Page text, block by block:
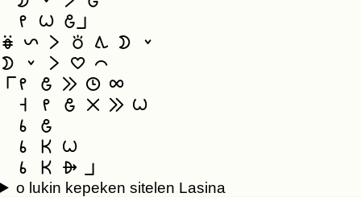
zz 󱤴 󱥷 󱤓to
󱤁 󱤩 󱤧 󱥬 󱥩 󱤺 󱤨
󱤺 󱤨 󱤧 󱥎 󱤍
te󱤴 󱤓 󱤉 󱥫 󱤄
zz 󱥨 󱤴 󱤓 󱤂 󱤉 󱥷
zz 󱥞 󱤓
zz 󱥞 󱤘 󱥷
zz 󱥞 󱤘 󱤃 to
o lukin kepeken sitelen Lasina